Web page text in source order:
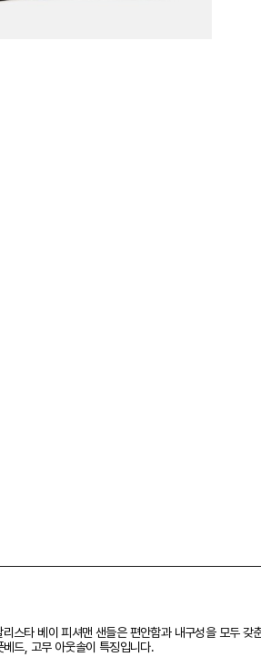
타 베이 피셔맨 샌들은 편안함과 내구성을 모두
베드, 고무 아웃솔이 특징입니다.